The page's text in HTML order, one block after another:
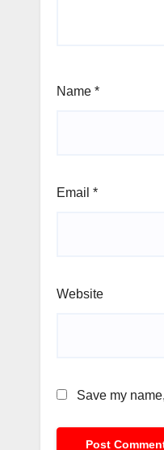
Name *
Email *
Website
Save my